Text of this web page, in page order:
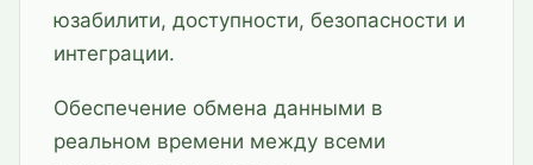
юзабилити, доступности, безопасности и
интеграции.
Обеспечение обмена данными в
реальном времени между всеми